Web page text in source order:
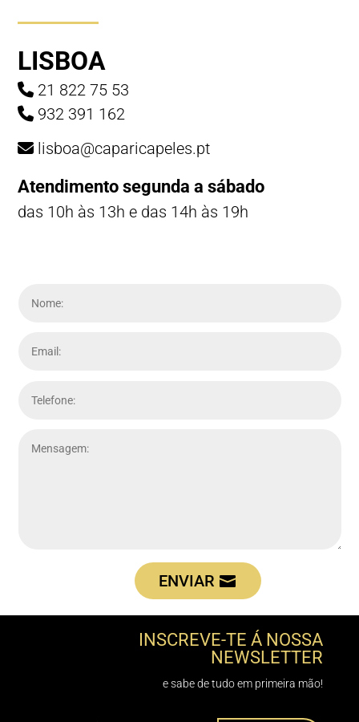
LISBOA
21 822 75 53
932 391 162
lisboa@caparicapeles.pt
Atendimento segunda a sábado
das 10h às 13h e das 14h às 19h
ENVIAR
INSCREVE-TE Á NOSSA
NEWSLETTER
e sabe de tudo em primeira mão!